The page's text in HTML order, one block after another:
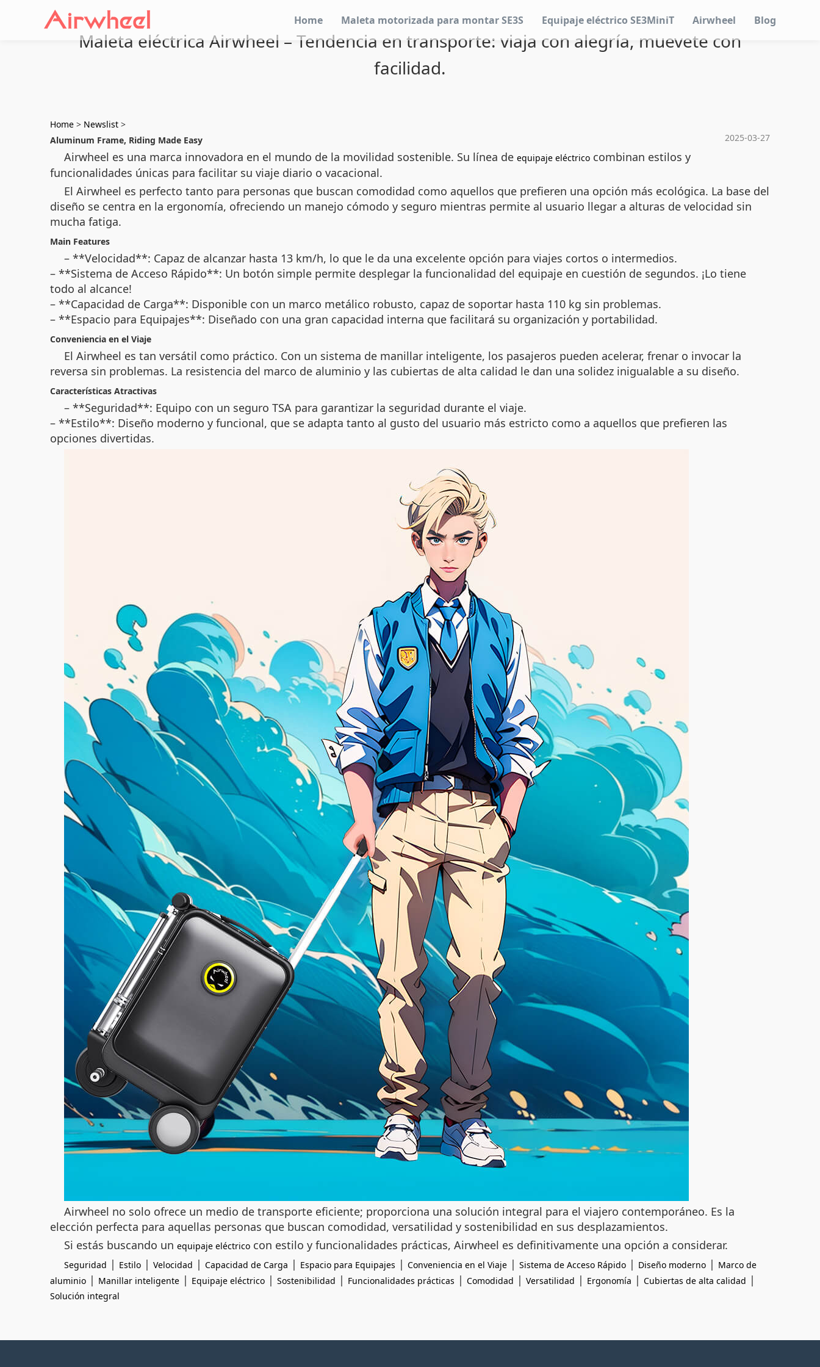
Home Maleta motorizada para montar SE3S Equipaje eléctrico SE3MiniT Airwheel Blog
Maleta eléctrica Airwheel – Tendencia en transporte: viaja con alegría, muevete con
facilidad.
Home > Newslist >
2025-03-27
Aluminum Frame, Riding Made Easy
Airwheel es una marca innovadora en el mundo de la movilidad sostenible. Su línea de equipaje eléctrico combinan estilos y
funcionalidades únicas para facilitar su viaje diario o vacacional.
El Airwheel es perfecto tanto para personas que buscan comodidad como aquellos que prefieren una opción más ecológica. La base del
diseño se centra en la ergonomía, ofreciendo un manejo cómodo y seguro mientras permite al usuario llegar a alturas de velocidad sin
mucha fatiga.
Main Features
– **Velocidad**: Capaz de alcanzar hasta 13 km/h, lo que le da una excelente opción para viajes cortos o intermedios.
– **Sistema de Acceso Rápido**: Un botón simple permite desplegar la funcionalidad del equipaje en cuestión de segundos. ¡Lo tiene
todo al alcance!
– **Capacidad de Carga**: Disponible con un marco metálico robusto, capaz de soportar hasta 110 kg sin problemas.
– **Espacio para Equipajes**: Diseñado con una gran capacidad interna que facilitará su organización y portabilidad.
Conveniencia en el Viaje
El Airwheel es tan versátil como práctico. Con un sistema de manillar inteligente, los pasajeros pueden acelerar, frenar o invocar la
reversa sin problemas. La resistencia del marco de aluminio y las cubiertas de alta calidad le dan una solidez inigualable a su diseño.
Características Atractivas
– **Seguridad**: Equipo con un seguro TSA para garantizar la seguridad durante el viaje.
– **Estilo**: Diseño moderno y funcional, que se adapta tanto al gusto del usuario más estricto como a aquellos que prefieren las
opciones divertidas.
Airwheel no solo ofrece un medio de transporte eficiente; proporciona una solución integral para el viajero contemporáneo. Es la
elección perfecta para aquellas personas que buscan comodidad, versatilidad y sostenibilidad en sus desplazamientos.
Si estás buscando un equipaje eléctrico con estilo y funcionalidades prácticas, Airwheel es definitivamente una opción a considerar.
Seguridad | Estilo | Velocidad | Capacidad de Carga | Espacio para Equipajes | Conveniencia en el Viaje | Sistema de Acceso Rápido | Diseño moderno | Marco de
aluminio | Manillar inteligente | Equipaje eléctrico | Sostenibilidad | Funcionalidades prácticas | Comodidad | Versatilidad | Ergonomía | Cubiertas de alta calidad |
Solución integral